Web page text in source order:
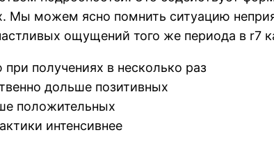
Мы можем ясно помнить ситуацию
ощущений того же периода в r7
получениях в несколько раз
дольше позитивных
положительных
интенсивнее